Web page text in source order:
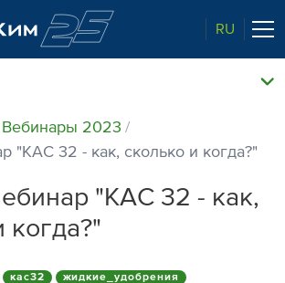
RU
рынка
Вебинары 2023
"КАС 32 - как, сколько и когда?"
"КАС 32 - как,
когда?"
кас32 жидкие_удобрения